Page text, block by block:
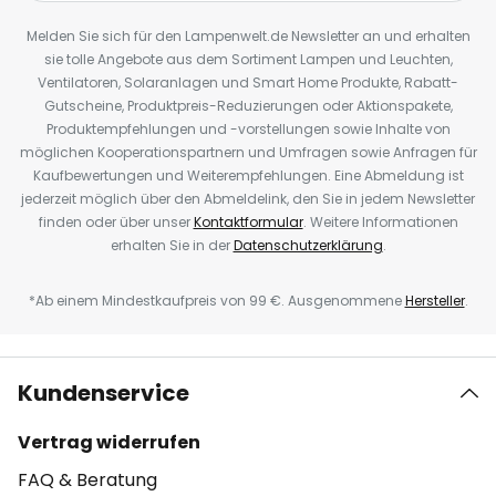
Melden Sie sich für den Lampenwelt.de Newsletter an und erhalten
sie tolle Angebote aus dem Sortiment Lampen und Leuchten,
Ventilatoren, Solaranlagen und Smart Home Produkte, Rabatt-
Gutscheine, Produktpreis-Reduzierungen oder Aktionspakete,
Produktempfehlungen und -vorstellungen sowie Inhalte von
möglichen Kooperationspartnern und Umfragen sowie Anfragen für
Kaufbewertungen und Weiterempfehlungen. Eine Abmeldung ist
jederzeit möglich über den Abmeldelink, den Sie in jedem Newsletter
finden oder über unserKontaktformular. Weitere Informationen
erhalten Sie in derDatenschutzerklärung.
*Ab einem Mindestkaufpreis von 99 €. AusgenommeneHersteller.
Kundenservice
Vertrag widerrufen
FAQ & Beratung